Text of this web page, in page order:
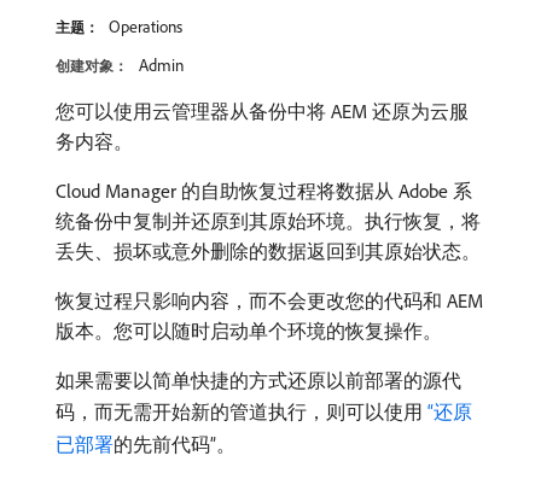
主题： Operations
创建对象： Admin
您可以使用云管理器从备份中将 AEM 还原为云服
务内容。
Cloud Manager 的自助恢复过程将数据从 Adobe 系
统备份中复制并还原到其原始环境。执行恢复，将
丢失、损坏或意外删除的数据返回到其原始状态。
恢复过程只影响内容，而不会更改您的代码和 AEM
版本。您可以随时启动单个环境的恢复操作。
如果需要以简单快捷的方式还原以前部署的源代
码，而无需开始新的管道执行，则可以使用 “还原
已部署的先前代码”。